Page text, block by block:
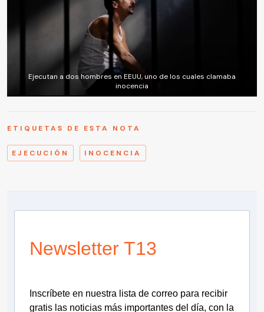
Ejecutan a dos hombres en EEUU, uno de los cuales clamaba
inocencia
ETIQUETAS DE ESTA NOTA
EJECUCIÓN INOCENCIA
Newsletter T13
Inscríbete en nuestra lista de correo para recibir
gratis las noticias más importantes del día, con la